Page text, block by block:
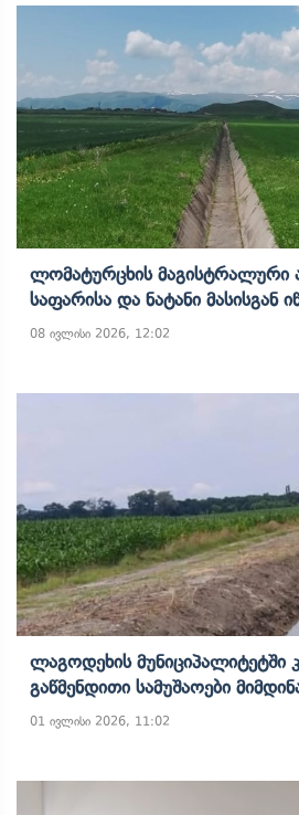
Ლომატურცხის Მაგისტრალური
Საფარისა Და Ნატანი Მასისგან
08 ივლისი 2026, 12:02
Ლაგოდეხის Მუნიციპალიტეტში
Გაწმენდითი Სამუშაოები
01 ივლისი 2026, 11:02